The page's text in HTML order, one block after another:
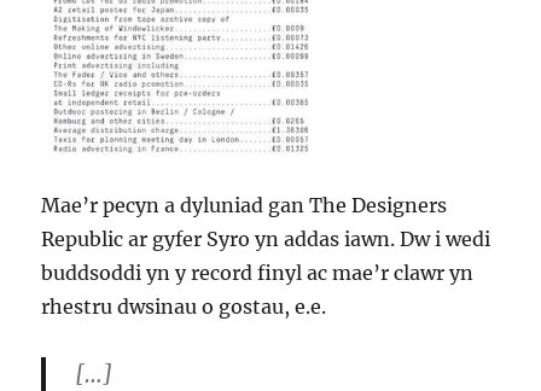
Mae’r pecyn a dyluniad gan The Designers
Republic ar gyfer Syro yn addas iawn. Dw i wedi
buddsoddi yn y record finyl ac mae’r clawr yn
rhestru dwsinau o gostau, e.e.
[…]